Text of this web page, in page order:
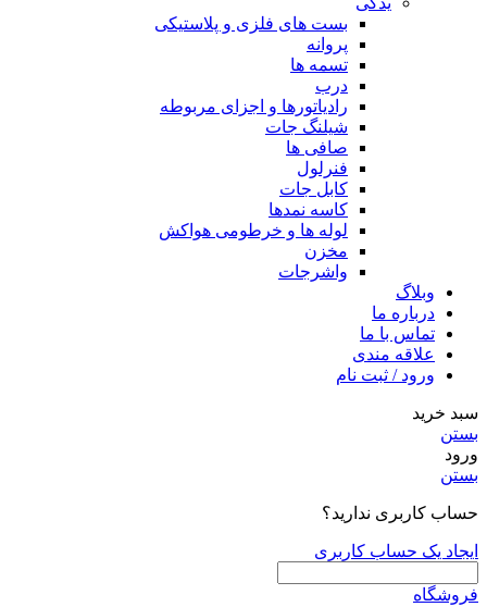
بست های فلزی و پلاستیکی
پروانه
تسمه ها
درب
رادیاتورها و اجزای مربوطه
شیلنگ جات
صافی ها
فنرلول
کابل جات
کاسه نمدها
لوله ها و خرطومی هواکش
مخزن
واشرجات
وبلاگ
درباره ما
تماس با ما
علاقه مندی
ورود / ثبت نام
سبد خرید
بستن
ورود
بستن
حساب کاربری ندارید؟
ایجاد یک حساب کاربری
فروشگاه